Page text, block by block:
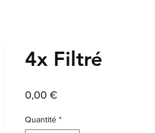
4x Filtré
0,00 €
Quantité *